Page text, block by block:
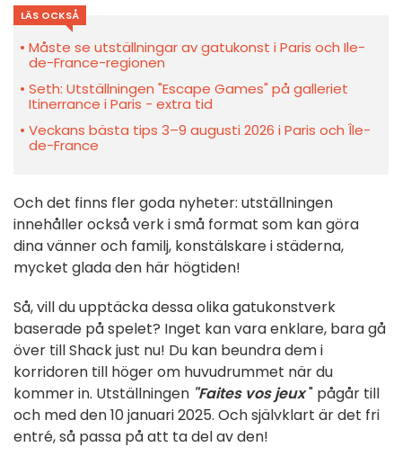
LÄS OCKSÅ
Måste se utställningar av gatukonst i Paris och Ile-
de-France-regionen
Seth: Utställningen "Escape Games" på galleriet
Itinerrance i Paris - extra tid
Veckans bästa tips 3–9 augusti 2026 i Paris och Île-
de-France
Och det finns fler goda nyheter: utställningen
innehåller också verk i små format som kan göra
dina vänner och familj, konstälskare i städerna,
mycket glada den här högtiden!
Så, vill du upptäcka dessa olika gatukonstverk
baserade på spelet? Inget kan vara enklare, bara gå
över till Shack just nu! Du kan beundra dem i
korridoren till höger om huvudrummet när du
kommer in. Utställningen "Faites vos jeux" pågår till
och med den 10 januari 2025. Och självklart är det fri
entré, så passa på att ta del av den!